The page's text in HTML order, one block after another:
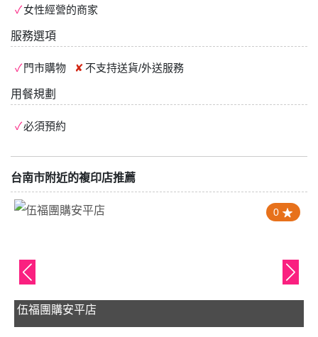
女性經營的商家
服務選項
門市購物 不支持送貨/外送服務
用餐規劃
必須預約
台南市附近的複印店推薦
0
伍福團購安平店